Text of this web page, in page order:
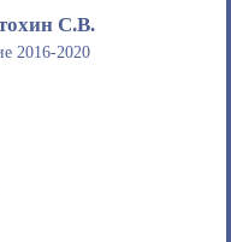
С.В.
2016-2020